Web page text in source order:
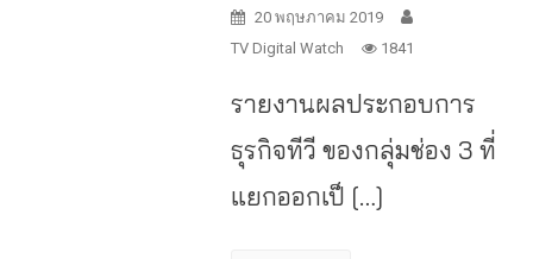
20 พฤษภาคม 2019
TV Digital Watch
1841
รายงานผลประกอบการ
ธุรกิจทีวี ของกลุ่มช่อง 3 ที่
แยกออกเป็ […]